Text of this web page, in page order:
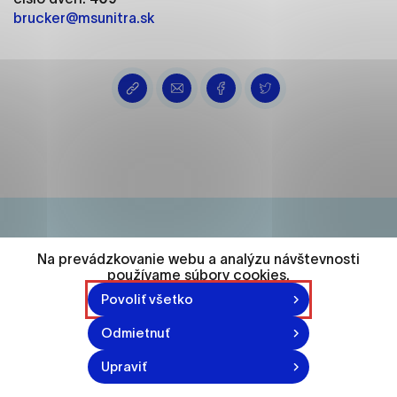
brucker@msunitra.sk
74 548
obyvateľov
870-871 n.l.
Na prevádzkovanie webu a analýzu návštevnosti
používame súbory cookies.
Povoliť všetko
Odmietnuť
Upraviť
ako je navigácia na stránke a prístup k
zabezpečeným oblastiam webovej stránky. Bez
ponúknuť im lepšiu skúsenosť. Všetky dáta sa
konkrétnou osobou.
Označiť všetko
Uložiť nastavenia
Viac informácií